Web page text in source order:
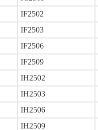
IF2502
IF2503
IF2506
IF2509
IH2502
IH2503
IH2506
IH2509